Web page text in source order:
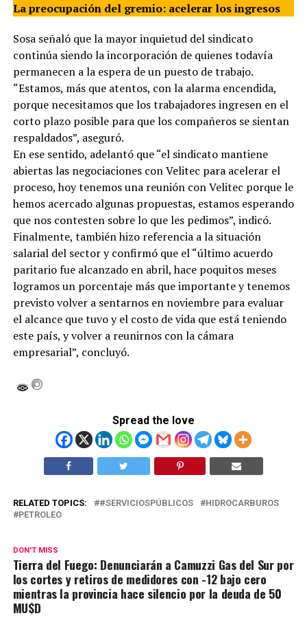
La preocupación del gremio: acelerar los ingresos
Sosa señaló que la mayor inquietud del sindicato
continúa siendo la incorporación de quienes todavía
permanecen a la espera de un puesto de trabajo.
“Estamos, más que atentos, con la alarma encendida,
porque necesitamos que los trabajadores ingresen en el
corto plazo posible para que los compañeros se sientan
respaldados”, aseguró.
En ese sentido, adelantó que “el sindicato mantiene
abiertas las negociaciones con Velitec para acelerar el
proceso, hoy tenemos una reunión con Velitec porque le
hemos acercado algunas propuestas, estamos esperando
que nos contesten sobre lo que les pedimos”, indicó.
Finalmente, también hizo referencia a la situación
salarial del sector y confirmó que el “último acuerdo
paritario fue alcanzado en abril, hace poquitos meses
logramos un porcentaje más que importante y tenemos
previsto volver a sentarnos en noviembre para evaluar
el alcance que tuvo y el costo de vida que está teniendo
este país, y volver a reunirnos con la cámara
empresarial”, concluyó.
Spread the love
RELATED TOPICS: #SERVICIOSPÚBLICOS
HIDROCARBUROS
PETROLEO
DON'T MISS
Tierra del Fuego: Denunciarán a Camuzzi Gas del Sur por
los cortes y retiros de medidores con -12 bajo cero
mientras la provincia hace silencio por la deuda de 50
MU$D